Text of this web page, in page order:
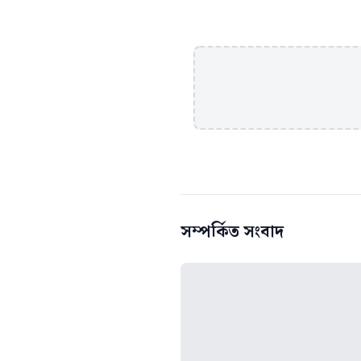
সম্পর্কিত সংবাদ